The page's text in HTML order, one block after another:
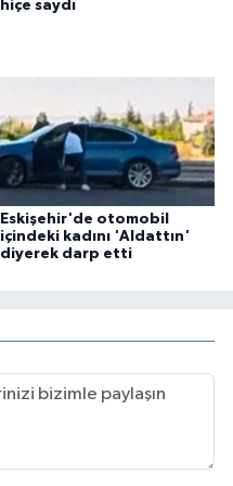
hiçe saydı
Eskişehir'de otomobil
içindeki kadını 'Aldattın'
diyerek darp etti